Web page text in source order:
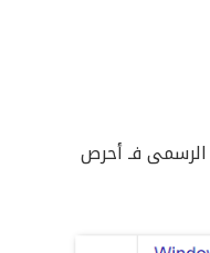
الرسمى فـ أحرص